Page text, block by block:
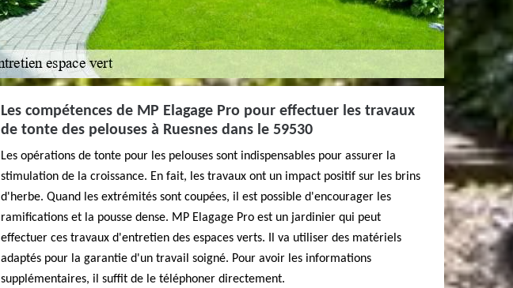
Les compétences de MP Elagage Pro pour effectuer les travaux
de tonte des pelouses à Ruesnes dans le 59530
Les opérations de tonte pour les pelouses sont indispensables pour assurer la
stimulation de la croissance. En fait, les travaux ont un impact positif sur les brins
d'herbe. Quand les extrémités sont coupées, il est possible d'encourager les
ramifications et la pousse dense. MP Elagage Pro est un jardinier qui peut
effectuer ces travaux d'entretien des espaces verts. Il va utiliser des matériels
adaptés pour la garantie d'un travail soigné. Pour avoir les informations
supplémentaires, il suffit de le téléphoner directement.